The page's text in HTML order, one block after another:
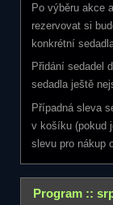
Po výběru akce
rezervovat si
konkrétní
Přidání sedadel
sedadla ještě
Případná sleva
v košíku (pokud
slevu pro nákup
Program ::